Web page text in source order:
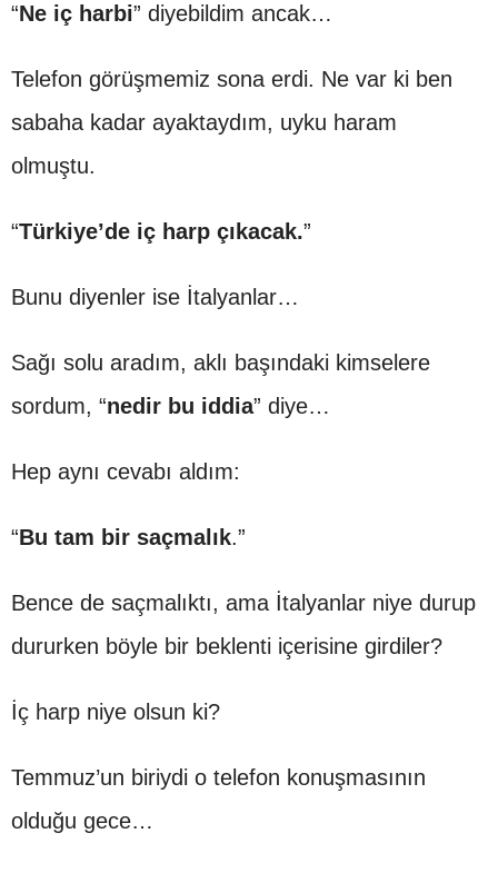
“Ne iç harbi” diyebildim ancak…
Telefon görüşmemiz sona erdi. Ne var ki ben
sabaha kadar ayaktaydım, uyku haram
olmuştu.
“Türkiye’de iç harp çıkacak.”
Bunu diyenler ise İtalyanlar…
Sağı solu aradım, aklı başındaki kimselere
sordum, “nedir bu iddia” diye…
Hep aynı cevabı aldım:
“Bu tam bir saçmalık.”
Bence de saçmalıktı, ama İtalyanlar niye durup
dururken böyle bir beklenti içerisine girdiler?
İç harp niye olsun ki?
Temmuz’un biriydi o telefon konuşmasının
olduğu gece…